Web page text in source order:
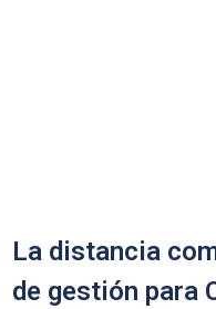
La distancia
de gestión para